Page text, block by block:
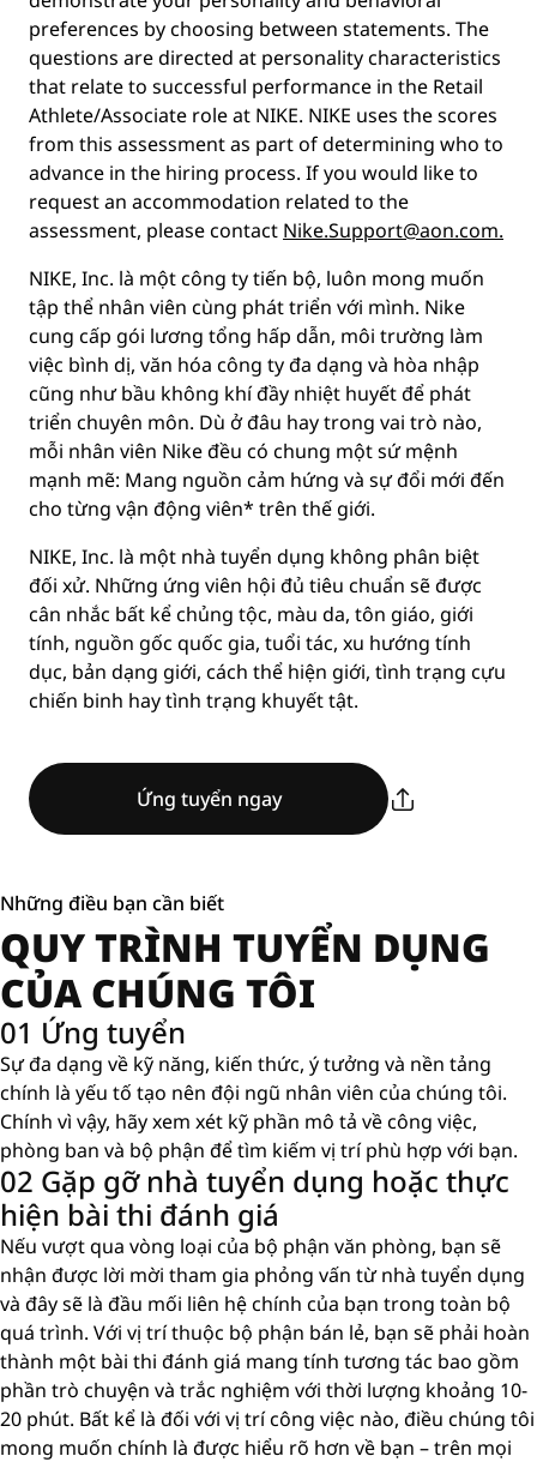
preferences by choosing between statements. The
questions are directed at personality characteristics
that relate to successful performance in the Retail
Athlete/Associate role at NIKE. NIKE uses the scores
from this assessment as part of determining who to
advance in the hiring process. If you would like to
request an accommodation related to the
assessment, please contact Nike.Support@aon.com.
NIKE, Inc. là một công ty tiến bộ, luôn mong muốn
tập thể nhân viên cùng phát triển với mình. Nike
cung cấp gói lương tổng hấp dẫn, môi trường làm
việc bình dị, văn hóa công ty đa dạng và hòa nhập
cũng như bầu không khí đầy nhiệt huyết để phát
triển chuyên môn. Dù ở đâu hay trong vai trò nào,
mỗi nhân viên Nike đều có chung một sứ mệnh
mạnh mẽ: Mang nguồn cảm hứng và sự đổi mới đến
cho từng vận động viên* trên thế giới.
NIKE, Inc. là một nhà tuyển dụng không phân biệt
đối xử. Những ứng viên hội đủ tiêu chuẩn sẽ được
cân nhắc bất kể chủng tộc, màu da, tôn giáo, giới
tính, nguồn gốc quốc gia, tuổi tác, xu hướng tính
dục, bản dạng giới, cách thể hiện giới, tình trạng cựu
chiến binh hay tình trạng khuyết tật.
Ứng tuyển ngay
Những điều bạn cần biết
QUY TRÌNH TUYỂN DỤNG
CỦA CHÚNG TÔI
01 Ứng tuyển
Sự đa dạng về kỹ năng, kiến ​​thức, ý tưởng và nền tảng
chính là yếu tố tạo nên đội ngũ nhân viên của chúng tôi.
Chính vì vậy, hãy xem xét kỹ phần mô tả về công việc,
phòng ban và bộ phận để tìm kiếm vị trí phù hợp với bạn.
02 Gặp gỡ nhà tuyển dụng hoặc thực
hiện bài thi đánh giá
Nếu vượt qua vòng loại của bộ phận văn phòng, bạn sẽ
nhận được lời mời tham gia phỏng vấn từ nhà tuyển dụng
và đây sẽ là đầu mối liên hệ chính của bạn trong toàn bộ
quá trình. Với vị trí thuộc bộ phận bán lẻ, bạn sẽ phải hoàn
thành một bài thi đánh giá mang tính tương tác bao gồm
phần trò chuyện và trắc nghiệm với thời lượng khoảng 10-
20 phút. Bất kể là đối với vị trí công việc nào, điều chúng tôi
mong muốn chính là được hiểu rõ hơn về bạn – trên mọi